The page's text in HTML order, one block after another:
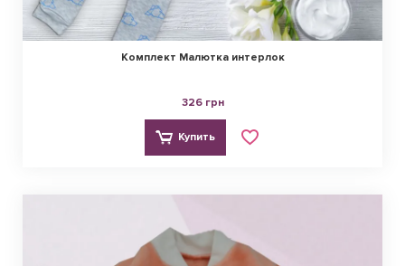
Комплект Малютка интерлок
326 грн
Купить